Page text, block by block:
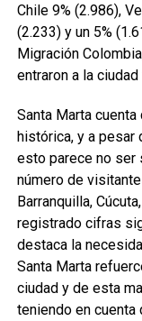
Chile 9% (2.986),
(2.233) y un 5%
Migración
entraron a la
Santa Marta
histórica, y a pesar
esto parece no ser
número de
Barranquilla,
registrado cifras
destaca la
Santa Marta
ciudad y de esta
teniendo en